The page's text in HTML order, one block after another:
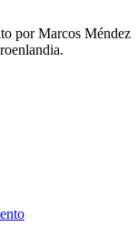
porMarcos Méndez